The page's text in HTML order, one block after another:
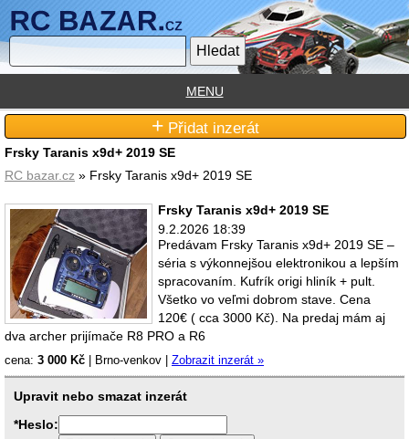
Frsky Taranis x9d+ 2019 SE
Frsky Taranis x9d+ 2019 SE
9.2.2026 18:39
Predávam Frsky Taranis x9d+ 2019 SE –
séria s výkonnejšou elektronikou a lepším
spracovaním. Kufrík origi hliník + pult.
Všetko vo veľmi dobrom stave. Cena
120€ ( cca 3000 Kč). Na predaj mám aj
dva archer prijímače R8 PRO a R6
cena: 3 000 Kč Brno-venkov Zobrazit inzerát »
Upravit nebo smazat inzerát
*Heslo:
RC bazar.cz » Frsky Taranis x9d+ 2019 SE
MENU
+ Přidat inzerát